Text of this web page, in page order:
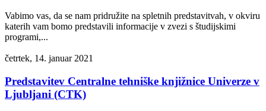
Vabimo vas, da se nam pridružite na spletnih predstavitvah, v okviru
katerih vam bomo predstavili informacije v zvezi s študijskimi
programi,...
četrtek, 14. januar 2021
Predstavitev Centralne tehniške knjižnice Univerze v
Ljubljani (CTK)